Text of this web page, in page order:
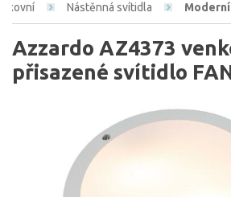
Nástěnná svítidla
Azzardo AZ4373
přisazené svítidlo